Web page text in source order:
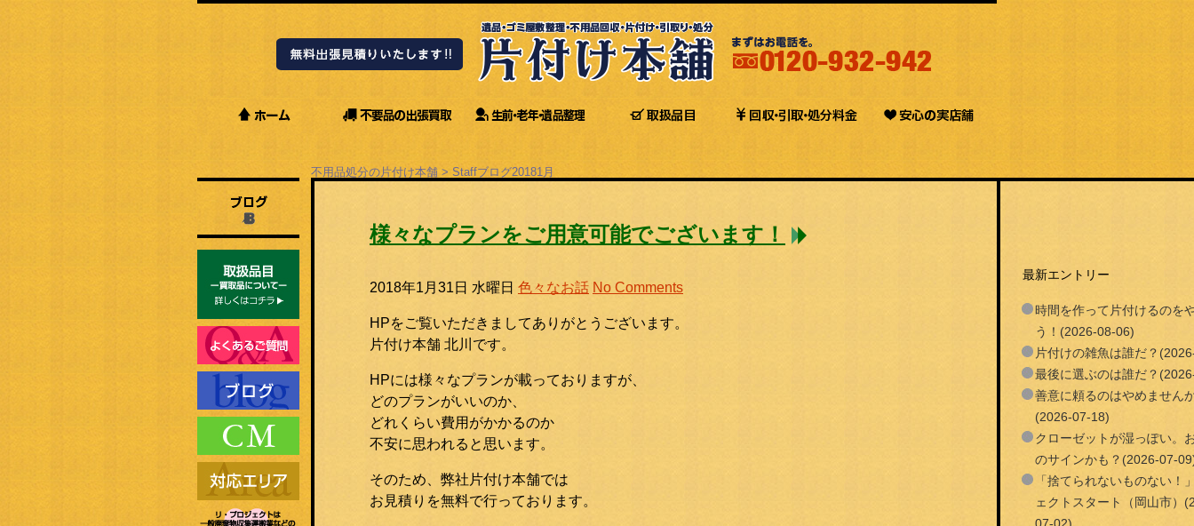
不用品処分の片付け本舗 > Staffブログ20181月
様々なプランをご用意可能でございます！
2018年1月31日 水曜日 色々なお話 No Comments
HPをご覧いただきましてありがとうございます。
片付け本舗 北川です。
HPには様々なプランが載っておりますが、
どのプランがいいのか、
どれくらい費用がかかるのか
不安に思われると思います。
そのため、弊社片付け本舗では
お見積りを無料で行っております。
最新エントリー
時間を作って片付けるのを
う！(2026-08-06)
片付けの雑魚は誰だ？
最後に選ぶのは誰だ？
善意に頼るのはやめません
(2026-07-18)
クローゼットが湿っぽい。
のサインかも？(2026-07-
「捨てられないものない！
ェクトスタート（岡山市）